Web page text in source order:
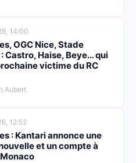
14:00
OGC Nice, Stade
Castro, Haise, Beye… qui
victime du RC
Aubert
12:52
: Kantari annonce une
et un compte à